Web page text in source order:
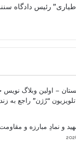
– اولین وبلاگ نویس
“رُژن” راجع به
و نمادِ مبارزه و